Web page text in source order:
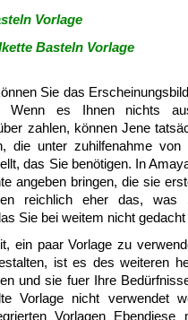
Vorlage
Basteln Vorlage
Sie das
Wenn es Ihnen nichts
zahlen, können Jene
die unter zuhilfenahme
das Sie benötigen. In
angeben bringen, die sie
reichlich eher das,
Sie bei weitem nicht gedacht
ein paar Vorlage zu
ist es des weiteren
und sie fuer Ihre
Vorlage nicht verwendet
Vorlagen